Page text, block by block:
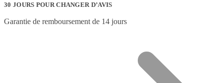
30 JOURS POUR CHANGER D’AVIS
Garantie de remboursement de 14 jours